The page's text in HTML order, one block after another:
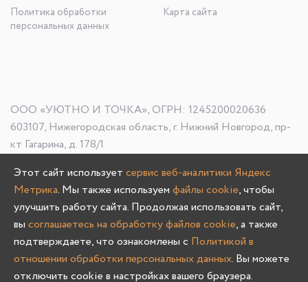
Политика обработки
персональных данных
Карта сайта
ООО «УЮТНО И ТОЧКА», ОГРН: 1245200020636
603107, Нижегородская область, г. Нижний Новгород, пр-
кт Гагарина, д. 178/1
Олмеко © 2004 -2026
Этот сайт использует сервис веб-аналитики Яндекс
Метрика. Мы также используем файлы cookie, чтобы
улучшить работу сайта. Продолжая использовать сайт,
вы соглашаетесь на обработку файлов cookie, а также
подтверждаете, что ознакомлены с Политикой в
отношении обработки персональных данных. Вы можете
отключить cookie в настройках вашего браузера.